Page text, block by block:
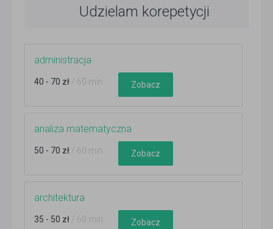
Udzielam korepetycji
administracja
40 - 70 zł / 60 min Zobacz
analiza matematyczna
50 - 70 zł / 60 min Zobacz
architektura
35 - 50 zł / 60 min Zobacz